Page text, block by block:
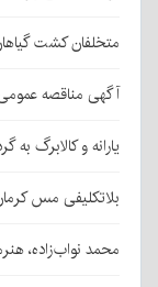
متخلفان کشت
آگهی مناقصه عمومی دو
یارانه و کالابرگ به
بلاتکلیفی مس
محمد نواب‌زاده،